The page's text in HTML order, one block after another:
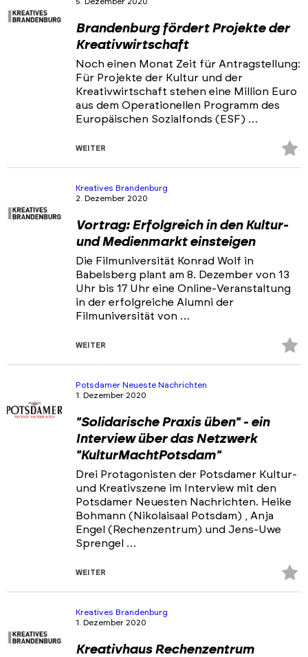
Portfolios
Veranstaltungen & Events
Brandenburg fördert Projekte der
Kreativwirtschaft
Noch einen Monat Zeit für Antragstellung:
Für Projekte der Kultur und der
Kreativwirtschaft stehen eine Million Euro
aus dem Operationellen Programm des
Europäischen Sozialfonds (ESF) …
WEITER
Kreatives Brandenburg
2. Dezember 2020
Vortrag: Erfolgreich in den Kultur-
und Medienmarkt einsteigen
Die Filmuniversität Konrad Wolf in
Babelsberg plant am 8. Dezember von 13
Uhr bis 17 Uhr eine Online-Veranstaltung
in der erfolgreiche Alumni der
Filmuniversität von …
WEITER
Potsdamer Neueste Nachrichten
1. Dezember 2020
"Solidarische Praxis üben" - ein
Interview über das Netzwerk
"KulturMachtPotsdam"
Drei Protagonisten der Potsdamer Kultur-
und Kreativszene im Interview mit den
Potsdamer Neuesten Nachrichten. Heike
Bohmann (Nikolaisaal Potsdam) , Anja
Engel (Rechenzentrum) und Jens-Uwe
Sprengel …
WEITER
Kreatives Brandenburg
1. Dezember 2020
Kreativhaus Rechenzentrum